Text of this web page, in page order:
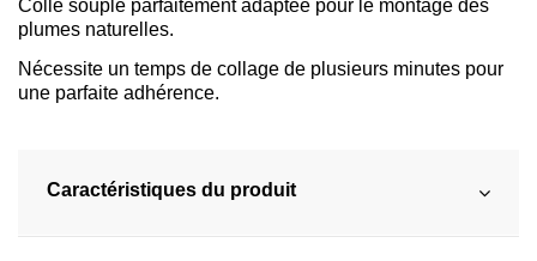
Colle souple parfaitement adaptée pour le montage des
plumes naturelles.
Nécessite un temps de collage de plusieurs minutes pour
une parfaite adhérence.
Caractéristiques du produit